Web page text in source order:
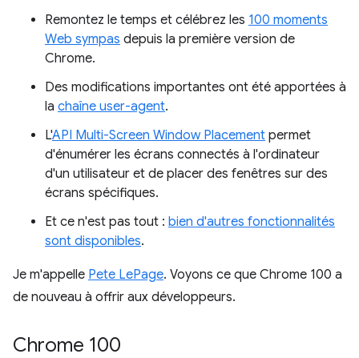
Remontez le temps et célébrez les 100 moments
Web sympas depuis la première version de
Chrome.
Des modifications importantes ont été apportées à
la chaîne user-agent.
L'API Multi-Screen Window Placement permet
d'énumérer les écrans connectés à l'ordinateur
d'un utilisateur et de placer des fenêtres sur des
écrans spécifiques.
Et ce n'est pas tout : bien d'autres fonctionnalités
sont disponibles.
Je m'appelle Pete LePage. Voyons ce que Chrome 100 a
de nouveau à offrir aux développeurs.
Chrome 100